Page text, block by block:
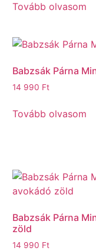
Tovább olvasom
Babzsák Párna
14 990 Ft
Tovább olvasom
Babzsák Párna
zöld
14 990 Ft